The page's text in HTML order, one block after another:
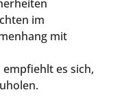
im
mit
es sich,